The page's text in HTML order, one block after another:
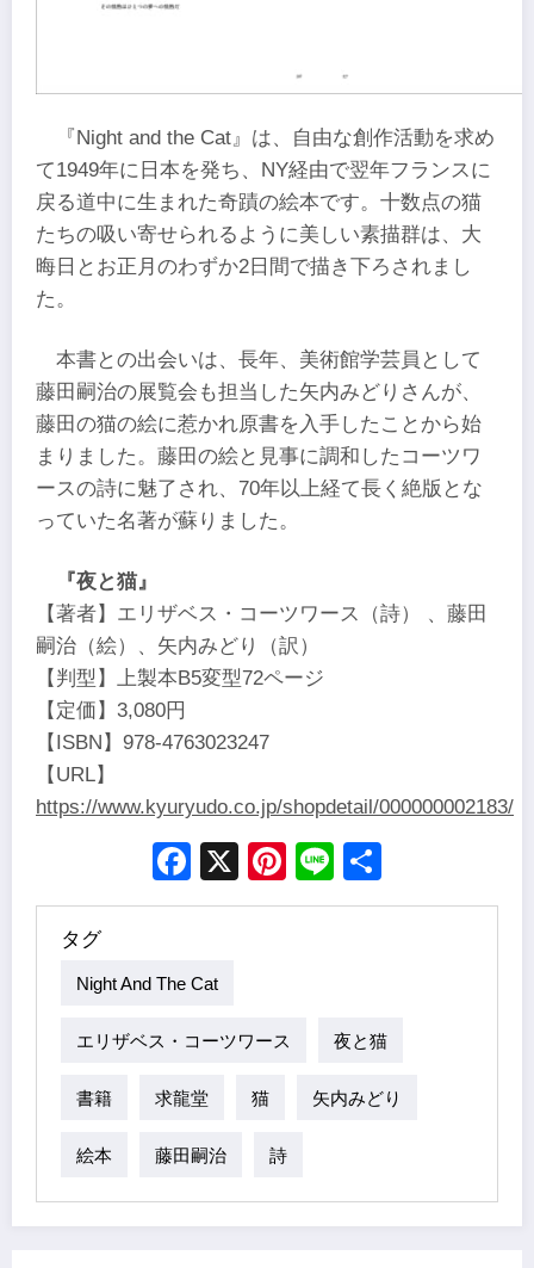
『Night and the Cat』は、自由な創作活動を求め
て1949年に日本を発ち、NY経由で翌年フランスに
戻る道中に生まれた奇蹟の絵本です。十数点の猫
たちの吸い寄せられるように美しい素描群は、大
晦日とお正月のわずか2日間で描き下ろされまし
た。
本書との出会いは、長年、美術館学芸員として
藤田嗣治の展覧会も担当した矢内みどりさんが、
藤田の猫の絵に惹かれ原書を入手したことから始
まりました。藤田の絵と見事に調和したコーツワ
ースの詩に魅了され、70年以上経て長く絶版とな
っていた名著が蘇りました。
『夜と猫』
【著者】エリザベス・コーツワース（詩） 、藤田
嗣治（絵）、矢内みどり（訳）
【判型】上製本B5変型72ページ
【定価】3,080円
【ISBN】978-4763023247
【URL】
https://www.kyuryudo.co.jp/shopdetail/000000002183/
Facebook
X Pinterest
Line
タグ
Night And The Cat
エリザベス・コーツワース 夜と猫
書籍 求龍堂 猫 矢内みどり
絵本 藤田嗣治 詩